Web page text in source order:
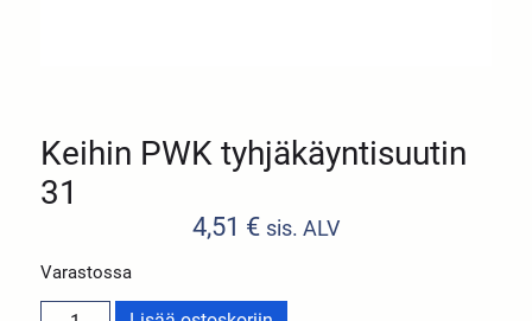
Keihin PWK tyhjäkäyntisuutin
31
4,51 € sis. ALV
Varastossa